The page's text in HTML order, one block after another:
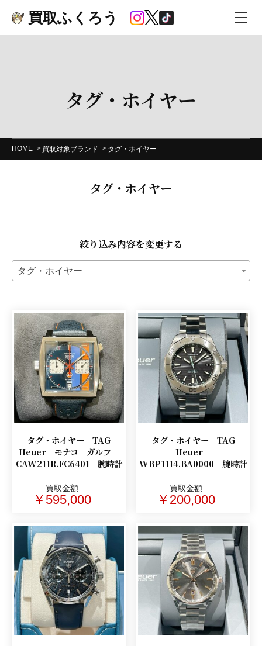
買取ふくろう
タグ・ホイヤー
HOME 買取対象ブランド タグ・ホイヤー
タグ・ホイヤー
絞り込み内容を変更する
タグ・ホイヤー
タグ・ホイヤー TAG
Heuer モナコ ガルフ
CAW211R.FC6401 腕時計
買取金額
￥595,000
タグ・ホイヤー TAG
Heuer
WBP1114.BA0000 腕時計
買取金額
￥200,000